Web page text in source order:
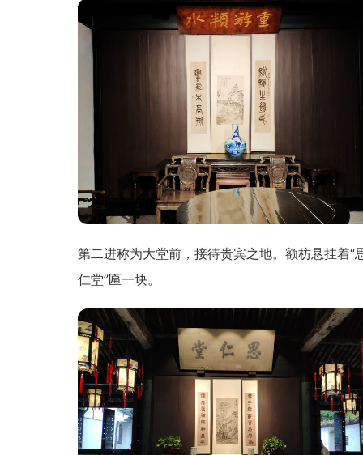
第二进称为大堂前，接待贵宾之地。额枋悬挂着“
仁堂”匾一块。